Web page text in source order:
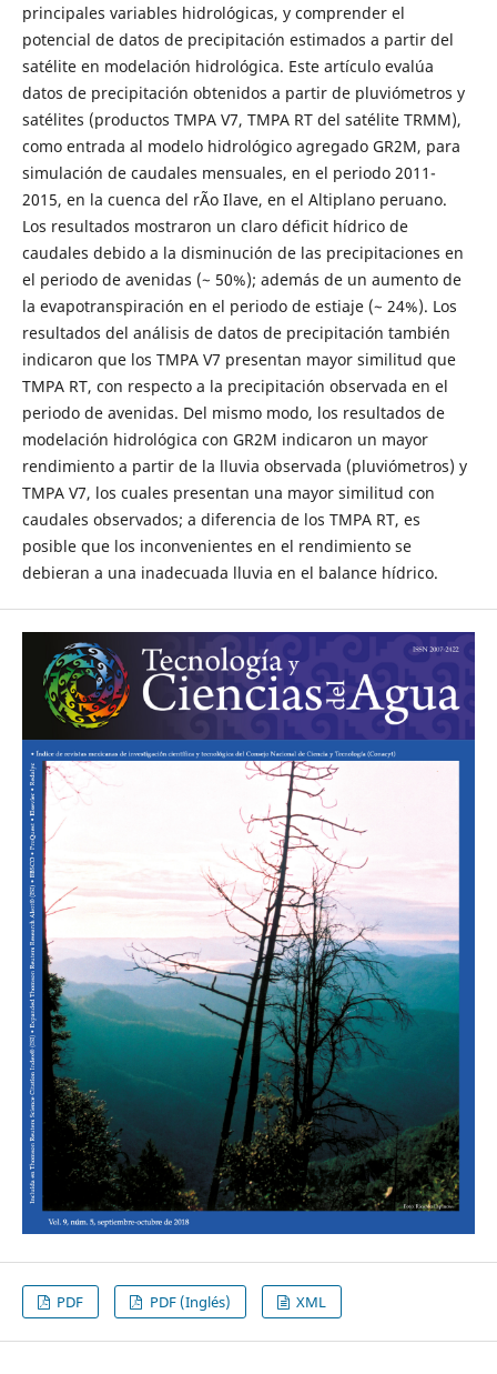
principales variables hidrológicas, y comprender el
potencial de datos de precipitación estimados a partir del
satélite en modelación hidrológica. Este artículo evalúa
datos de precipitación obtenidos a partir de pluviómetros y
satélites (productos TMPA V7, TMPA RT del satélite TRMM),
como entrada al modelo hidrológico agregado GR2M, para
simulación de caudales mensuales, en el periodo 2011-
2015, en la cuenca del rÃ­o Ilave, en el Altiplano peruano.
Los resultados mostraron un claro déficit hídrico de
caudales debido a la disminución de las precipitaciones en
el periodo de avenidas (~ 50%); además de un aumento de
la evapotranspiración en el periodo de estiaje (~ 24%). Los
resultados del análisis de datos de precipitación también
indicaron que los TMPA V7 presentan mayor similitud que
TMPA RT, con respecto a la precipitación observada en el
periodo de avenidas. Del mismo modo, los resultados de
modelación hidrológica con GR2M indicaron un mayor
rendimiento a partir de la lluvia observada (pluviómetros) y
TMPA V7, los cuales presentan una mayor similitud con
caudales observados; a diferencia de los TMPA RT, es
posible que los inconvenientes en el rendimiento se
debieran a una inadecuada lluvia en el balance hídrico.
PDF PDF (Inglés) XML